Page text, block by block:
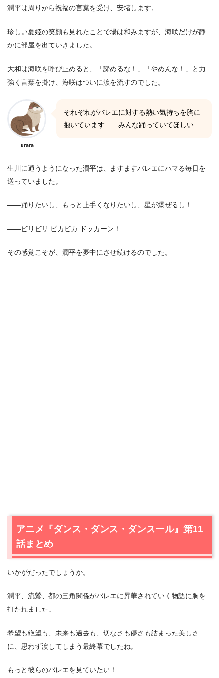
潤平は周りから祝福の言葉を受け、安堵します。
珍しい夏姫の笑顔も見れたことで場は和みますが、海咲だけが静
かに部屋を出ていきました。
大和は海咲を呼び止めると、「諦めるな！」「やめんな！」と力
強く言葉を掛け、海咲はついに涙を流すのでした。
urara
それぞれがバレエに対する熱い気持ちを胸に
抱いています……みんな踊っていてほしい！
生川に通うようになった潤平は、ますますバレエにハマる毎日を
送っていました。
――踊りたいし、もっと上手くなりたいし、星が爆ぜるし！
――ビリビリ ビカビカ ドッカーン！
その感覚こそが、潤平を夢中にさせ続けるのでした。
アニメ『ダンス・ダンス・ダンスール』第11
話まとめ
いかがだったでしょうか。
潤平、流鶯、都の三角関係がバレエに昇華されていく物語に胸を
打たれました。
希望も絶望も、未来も過去も、切なさも儚さも詰まった美しさ
に、思わず涙してしまう最終幕でしたね。
もっと彼らのバレエを見ていたい！